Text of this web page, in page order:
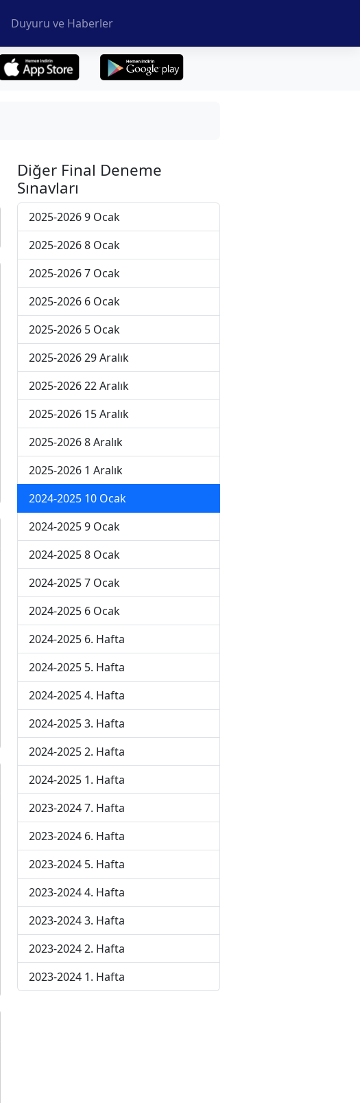
Duyuru ve Haberler
Diğer Final Deneme
Sınavları
2025-2026 9 Ocak
2025-2026 8 Ocak
2025-2026 7 Ocak
2025-2026 6 Ocak
2025-2026 5 Ocak
2025-2026 29 Aralık
2025-2026 22 Aralık
2025-2026 15 Aralık
2025-2026 8 Aralık
2025-2026 1 Aralık
2024-2025 10 Ocak
2024-2025 9 Ocak
2024-2025 8 Ocak
2024-2025 7 Ocak
2024-2025 6 Ocak
2024-2025 6. Hafta
2024-2025 5. Hafta
2024-2025 4. Hafta
2024-2025 3. Hafta
2024-2025 2. Hafta
2024-2025 1. Hafta
2023-2024 7. Hafta
2023-2024 6. Hafta
2023-2024 5. Hafta
2023-2024 4. Hafta
2023-2024 3. Hafta
2023-2024 2. Hafta
2023-2024 1. Hafta